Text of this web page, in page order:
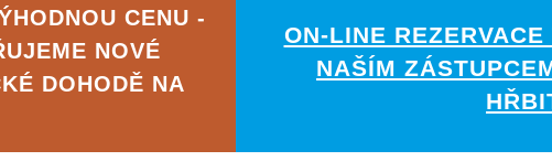
CENU -
NOVÉ
DOHODĚ NA
ON-LINE
NAŠÍM